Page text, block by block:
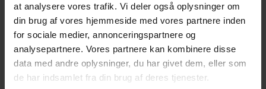
at analysere vores trafik. Vi deler også oplysninger om
din brug af vores hjemmeside med vores partnere inden
for sociale medier, annonceringspartnere og
analysepartnere. Vores partnere kan kombinere disse
data med andre oplysninger, du har givet dem, eller som
de har indsamlet fra din brug af deres tjenester.